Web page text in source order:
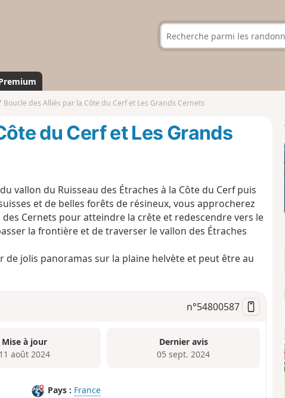
Boucle des Alliés par la Côte du Cerf et Les Grands Cernets
du Cerf et Les Grands
vallon du Ruisseau des Étraches à la Côte du Cerf puis
et de belles forêts de résineux, vous approcherez
Cernets pour atteindre la crête et redescendre vers le
la frontière et de traverser le vallon des Étraches
de jolis panoramas sur la plaine helvète et peut être au
n°54800587
Mise à jour
11 août 2024
Dernier avis
05 sept. 2024
Pays : France